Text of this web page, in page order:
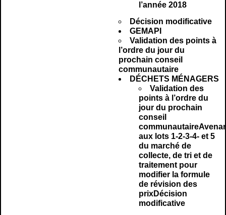
l’année 2018
Décision modificative
GEMAPI
Validation des points à
l’ordre du jour du
prochain conseil
communautaire
DÉCHETS MÉNAGERS
Validation des
points à l’ordre du
jour du prochain
conseil
aux lots 1-2-3-4- et 5
du marché de
collecte, de tri et de
traitement pour
modifier la formule
de révision des
prixDécision
modificative